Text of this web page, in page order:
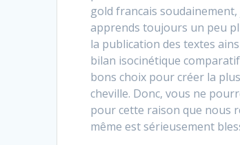
gold francais soudainement,
apprends toujours un peu
la publication des textes
bilan isocinétique
bons choix pour créer la
cheville. Donc, vous ne
pour cette raison que nous
même est sérieusement